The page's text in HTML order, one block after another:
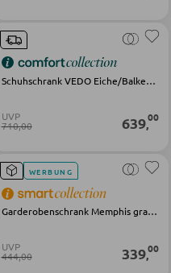
Schuhschrank VEDO Eiche/Balkeneiche-anthrazit
UVP
710,00 639,00
WERBUNG
Garderobenschrank Memphis grau braun Eiche
UVP
444,00 339,00